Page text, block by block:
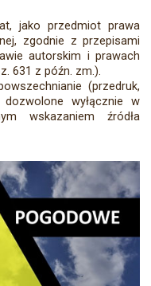
jako przedmiot prawa
zgodnie z przepisami
autorskim i prawach
631 z późn. zm.).
(przedruk,
wyłącznie w
wskazaniem źródła